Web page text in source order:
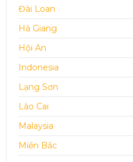
Đài Loan
Hà Giang
Hội An
Indonesia
Lạng Sơn
Lào Cai
Malaysia
Miền Bắc